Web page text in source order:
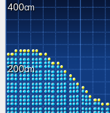
400
200